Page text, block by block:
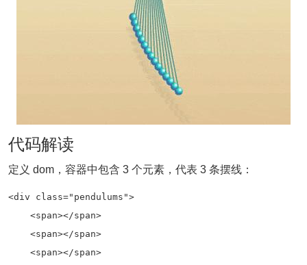
代码解读
定义 dom，容器中包含 3 个元素，代表 3 条摆线：
<div class="pendulums">
    <span></span>
    <span></span>
    <span></span>